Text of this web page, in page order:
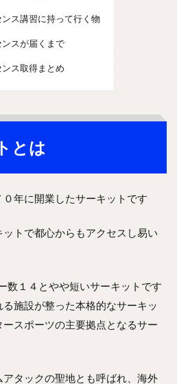
ス講習に持って行く物
スが届くまで
ス取得まとめ
とは
年に開業したサーキットです
トで都心からもアクセスし易い
数１４とやや短いサーキットです
施設が整った本格的なサーキッ
ースポーツの主要拠点となるサー
タックの聖地とも呼ばれ、海外